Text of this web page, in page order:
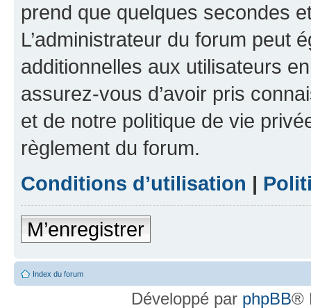
prend que quelques secondes
L’administrateur du forum peut
additionnelles aux utilisateurs
assurez-vous d’avoir pris
et de notre politique de vie
règlement du forum.
Conditions d’utilisation |
M’enregistrer
Index du forum
Développé par phpBB®